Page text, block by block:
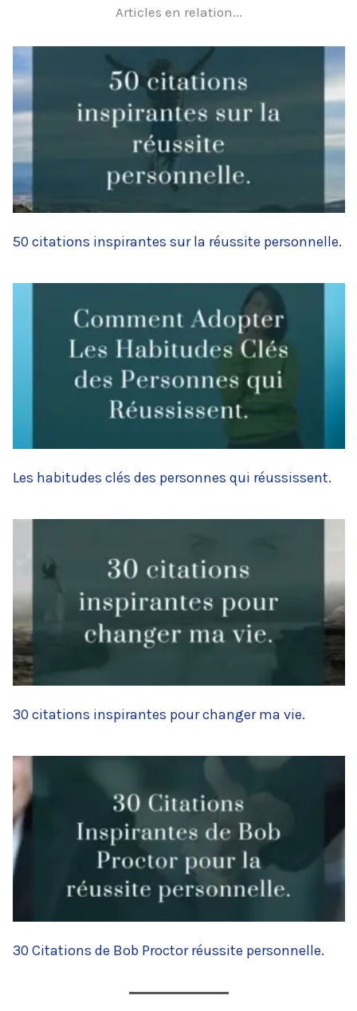
Articles en relation...
50 citations inspirantes sur la réussite personnelle.
Les habitudes clés des personnes qui réussissent.
30 citations inspirantes pour changer ma vie.
30 Citations de Bob Proctor réussite personnelle.